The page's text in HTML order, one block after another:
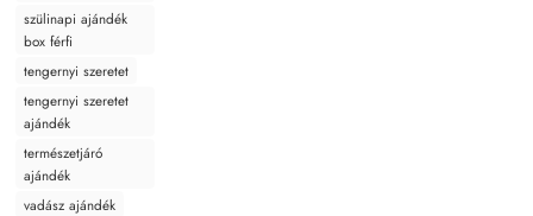
szülinapi ajándék
box férfi
tengernyi szeretet
tengernyi szeretet
ajándék
természetjáró
ajándék
vadász ajándék